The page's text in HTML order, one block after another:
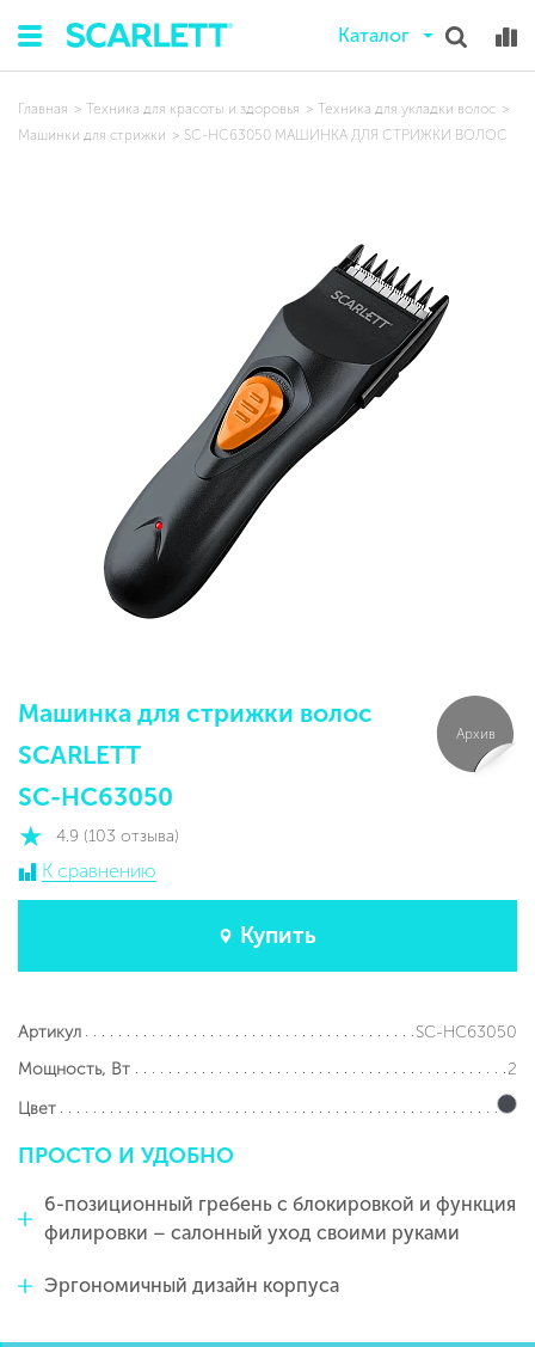
Каталог
Главная Техника для красоты и здоровья
Техника для укладки волос
Машинки для стрижки
SC-HC63050 МАШИНКА ДЛЯ СТРИЖКИ ВОЛОС
Машинка для стрижки волос
SCARLETT
SC-HC63050
4.9 (103 отзыва)
К сравнению
Купить
Архив
Артикул
SC-HC63050
Мощность, Вт
2
Цвет
ПРОСТО И УДОБНО
6-позиционный гребень с блокировкой и функция
филировки – салонный уход своими руками
Эргономичный дизайн корпуса